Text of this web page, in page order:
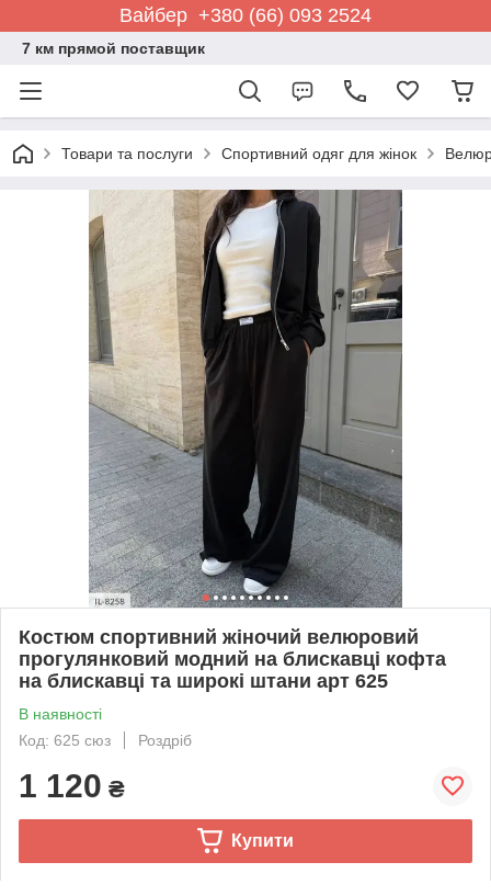
Вайбер +380 (66) 093 2524
7 км прямой поставщик
Товари та послуги Спортивний одяг для жінок
Костюм спортивний жіночий велюровий
прогулянковий модний на блискавці кофта
на блискавці та широкі штани арт 625
В наявності
Код: 625 сюз
Роздріб
1 120 ₴
Купити